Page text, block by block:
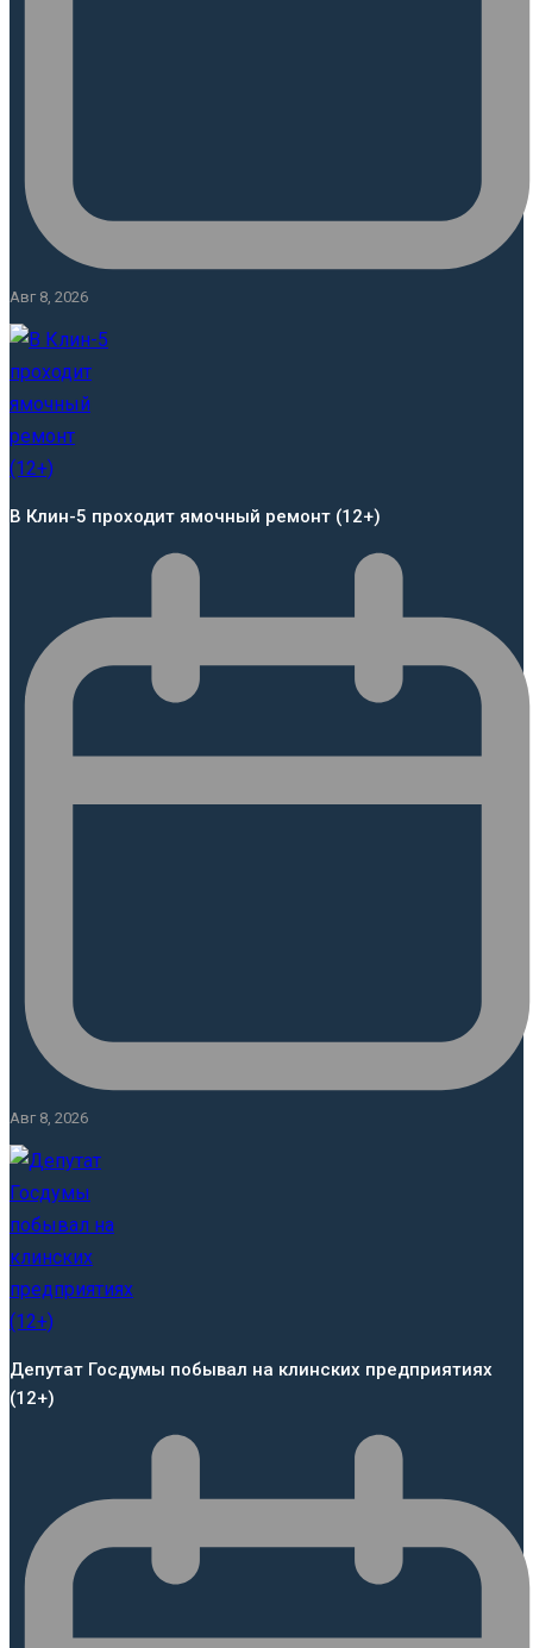
Авг 8, 2026
В Клин-5 проходит ямочный ремонт (12+)
Авг 8, 2026
Депутат Госдумы побывал на клинских предприятиях
(12+)